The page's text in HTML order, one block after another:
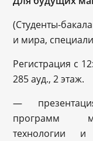
(Студенты-
и мира,
Регистрация с
285 ауд., 2 этаж.
—
программ
технологии